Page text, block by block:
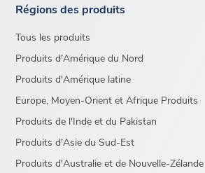
Régions des produits
Tous les produits
Produits d'Amérique du Nord
Produits d'Amérique latine
Europe, Moyen-Orient et Afrique Produits
Produits de l'Inde et du Pakistan
Produits d'Asie du Sud-Est
Produits d'Australie et de Nouvelle-Zélande